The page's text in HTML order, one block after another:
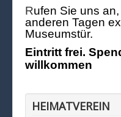
Rufen Sie uns
anderen Tagen
Museumstür.
Eintritt frei.
willkommen
HEIMATVEREIN